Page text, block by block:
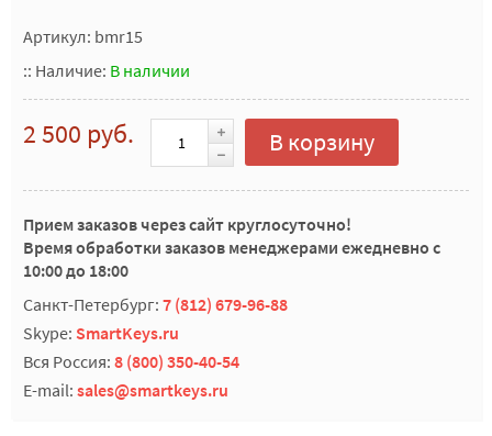
Артикул: bmr15
:: Наличие: В наличии
2 500 руб. В корзину
Прием заказов через сайт круглосуточно!
Время обработки заказов менеджерами ежедневно с
10:00 до 18:00
Санкт-Петербург: 7 (812) 679-96-88
Skype: SmartKeys.ru
Вся Россия: 8 (800) 350-40-54
E-mail: sales@smartkeys.ru